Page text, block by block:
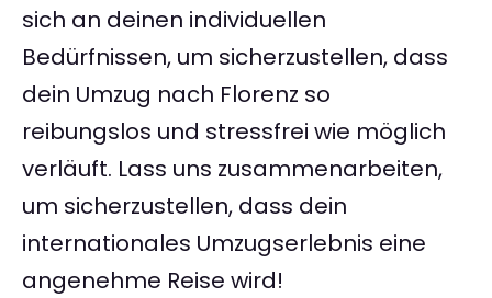
sich an deinen individuellen
Bedürfnissen, um sicherzustellen, dass
dein Umzug nach Florenz so
reibungslos und stressfrei wie möglich
verläuft. Lass uns zusammenarbeiten,
um sicherzustellen, dass dein
internationales Umzugserlebnis eine
angenehme Reise wird!